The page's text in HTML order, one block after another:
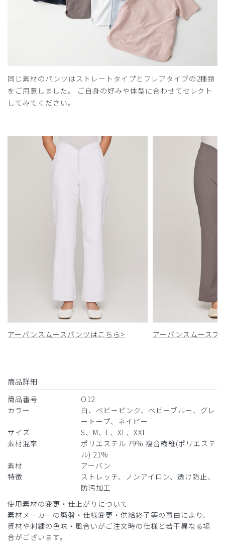
同じ素材のパンツはストレートタイプとフレアタイプの2種類
をご用意しました。 ご自身の好みや体型に合わせてセレクト
してみてください。
アーバンスムースパンツはこちら> アーバンスムースフ
商品詳細
商品番号
O12
カラー
白、ベビーピンク、ベビーブルー、グレ
ートープ、ネイビー
サイズ
S、M、L、XL、XXL
素材混率
ポリエステル 79% 複合繊維(ポリエステ
ル) 21%
素材
アーバン
特徴
ストレッチ、ノンアイロン、透け防止、
防汚加工
使用素材の変更・仕上がりについて
素材メーカーの廃盤・仕様変更・供給終了等の事由により、
資材や刺繍の色味・風合いがご注文時の仕様と若干異なる場
合がございます。